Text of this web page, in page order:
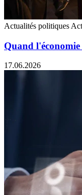
Actualités politiques
Quand
17.06.2026